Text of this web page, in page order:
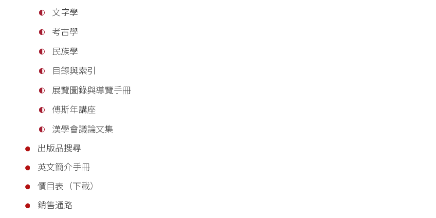
文字學
考古學
民族學
目錄與索引
展覽圖錄與導覽手冊
傅斯年講座
漢學會議論文集
出版品搜尋
英文簡介手冊
價目表（下載）
銷售通路